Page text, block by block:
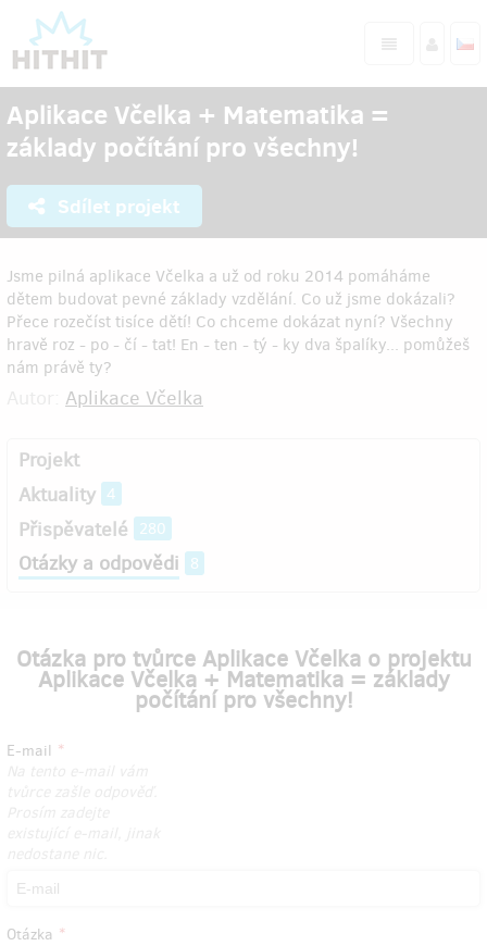
Aplikace Včelka + Matematika =
základy počítání pro všechny!
Sdílet projekt
Jsme pilná aplikace Včelka a už od roku 2014 pomáháme
dětem budovat pevné základy vzdělání. Co už jsme dokázali?
Přece rozečíst tisíce dětí! Co chceme dokázat nyní? Všechny
hravě roz - po - čí - tat! En - ten - tý - ky dva špalíky... pomůžeš
nám právě ty?
Aplikace Včelka
Projekt
Aktuality 4
Přispěvatelé 280
Otázky a odpovědi 8
Otázka pro tvůrce Aplikace Včelka o projektu
Aplikace Včelka + Matematika = základy
počítání pro všechny!
E-mail
Otázka